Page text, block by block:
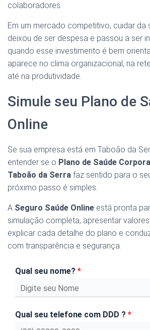
colaboradores.
Em um mercado competitivo, cuidar da
deixou de ser despesa e passou a ser
quando esse investimento é bem
aparece no clima organizacional, na
até na produtividade.
Simule seu Plano de
Online
Se sua empresa está em Taboão da
entender se o Plano de Saúde
Taboão da Serra faz sentido para o
próximo passo é simples.
A Seguro Saúde Online está pronta
simulação completa, apresentar
explicar cada detalhe do plano e
com transparência e segurança.
Qual seu nome? *
Qual seu telefone com DDD ? *